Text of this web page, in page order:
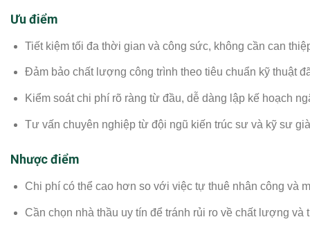
Ưu điểm
Tiết kiệm tối đa thời gian và công sức, không cần can
Đảm bảo chất lượng công trình theo tiêu chuẩn kỹ thuật
Kiểm soát chi phí rõ ràng từ đầu, dễ dàng lập kế hoạch
Tư vấn chuyên nghiệp từ đội ngũ kiến trúc sư và kỹ sư
Nhược điểm
Chi phí có thể cao hơn so với việc tự thuê nhân công và
Cần chọn nhà thầu uy tín để tránh rủi ro về chất lượng và